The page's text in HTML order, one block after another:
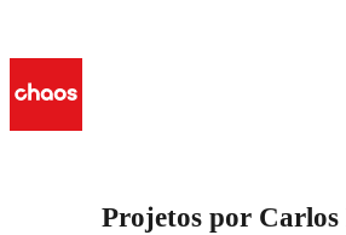
Projetos por Carlos